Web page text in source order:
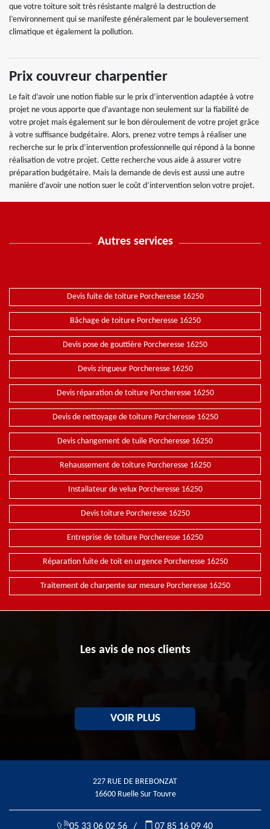
que votre toiture soit très résistante malgré la destruction de
l’environnement qui se manifeste généralement par le bouleversement
climatique et également la pollution.
Prix couvreur charpentier
Le fait d’avoir une notion fiable sur le prix d’intervention adaptée à votre
projet ne vous apporte que d’avantage non seulement sur la fiabilité de
votre projet mais également sur le bon déroulement de votre projet grâce
à votre suffisance budgétaire. Alors, prenez votre temps à réaliser une
recherche sur le prix d’intervention professionnelle qui répond à la bonne
réalisation de votre projet. Cette recherche vous aide à assurer votre
préparation budgétaire. Mais la demande de devis est aussi une autre
manière d’avoir une notion suer le coût d’intervention selon votre projet.
Autres services
Devis fuite de toiture Porcheresse 16250
Bâchage de toiture Porcheresse 16250
Devis pose de gouttière Porcheresse 16250
Devis zingueur Porcheresse 16250
Devis réparation de toiture Porcheresse 16250
Devis de nettoyage de toiture Porcheresse 16250
Devis changement de tuile Porcheresse 16250
Rehaussement de toiture Porcheresse 16250
Installateur de velux Porcheresse 16250
Devis toiture Porcheresse 16250
Entreprise de toiture Porcheresse 16250
Réparation fuite de toit en urgence Porcheresse 16250
Traitement de charpente sur mesure Porcheresse 16250
Les avis de nos clients
VOIR PLUS
227 RUE DE BREBONZAT
16600 Ruelle Sur Touvre
05 33 06 02 56 / 07 85 16 09 40